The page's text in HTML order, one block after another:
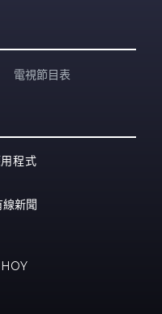
電視節目表
程式
線新聞
HOY